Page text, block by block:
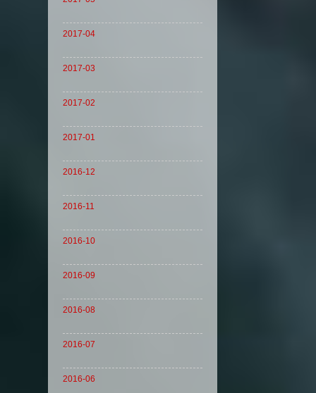
2017-04
2017-03
2017-02
2017-01
2016-12
2016-11
2016-10
2016-09
2016-08
2016-07
2016-06